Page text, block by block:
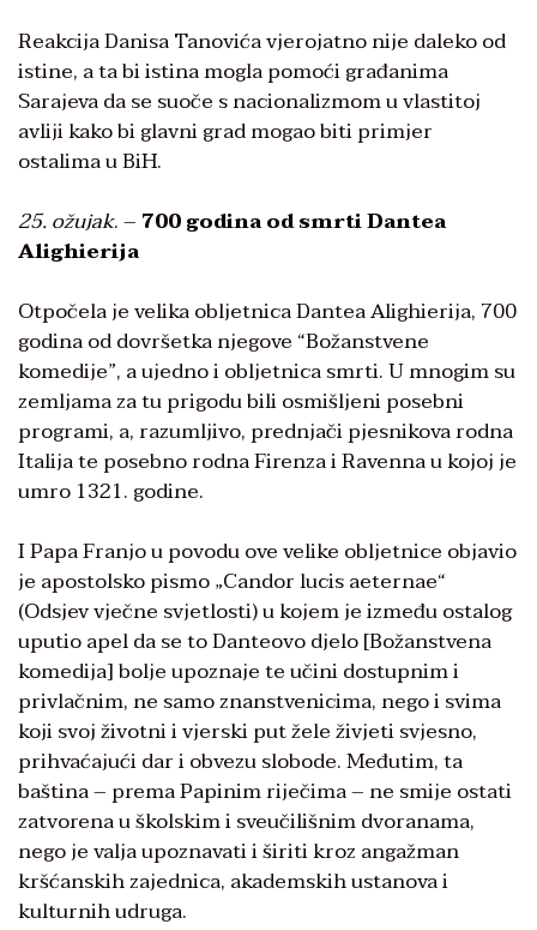
Reakcija Danisa Tanovića vjerojatno nije daleko od
istine, a ta bi istina mogla pomoći građanima
Sarajeva da se suoče s nacionalizmom u vlastitoj
avliji kako bi glavni grad mogao biti primjer
ostalima u BiH.
25. ožujak. – 700 godina od smrti Dantea
Alighierija
Otpočela je velika obljetnica Dantea Alighierija, 700
godina od dovršetka njegove “Božanstvene
komedije”, a ujedno i obljetnica smrti. U mnogim su
zemljama za tu prigodu bili osmišljeni posebni
programi, a, razumljivo, prednjači pjesnikova rodna
Italija te posebno rodna Firenza i Ravenna u kojoj je
umro 1321. godine.
I Papa Franjo u povodu ove velike obljetnice objavio
je apostolsko pismo „Candor lucis aeternae“
(Odsjev vječne svjetlosti) u kojem je između ostalog
uputio apel da se to Danteovo djelo [Božanstvena
komedija] bolje upoznaje te učini dostupnim i
privlačnim, ne samo znanstvenicima, nego i svima
koji svoj životni i vjerski put žele živjeti svjesno,
prihvaćajući dar i obvezu slobode. Međutim, ta
baština – prema Papinim riječima – ne smije ostati
zatvorena u školskim i sveučilišnim dvoranama,
nego je valja upoznavati i širiti kroz angažman
kršćanskih zajednica, akademskih ustanova i
kulturnih udruga.